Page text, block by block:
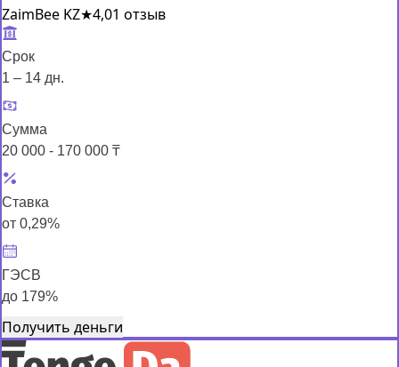
ZaimBee KZ★4,01 отзыв
Срок
1 – 14 дн.
Сумма
20 000 - 170 000 ₸
Ставка
от 0,29%
ГЭСВ
до 179%
Получить деньги